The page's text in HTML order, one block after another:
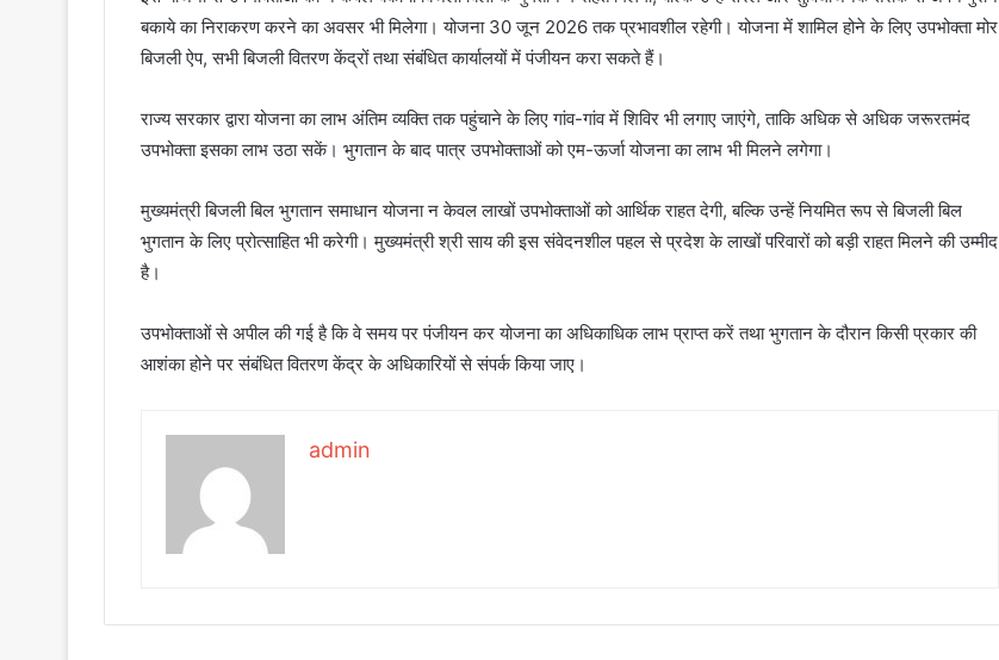
बकाये का निराकरण करने का अवसर भी मिलेगा। योजना 30 जून 2026 तक प्रभावशील रहेगी। योजना में शामिल होने के लिए उपभोक्ता मोर
बिजली ऐप, सभी बिजली वितरण केंद्रों तथा संबंधित कार्यालयों में पंजीयन करा सकते हैं।
राज्य सरकार द्वारा योजना का लाभ अंतिम व्यक्ति तक पहुंचाने के लिए गांव-गांव में शिविर भी लगाए जाएंगे, ताकि अधिक से अधिक जरूरतमंद
उपभोक्ता इसका लाभ उठा सकें। भुगतान के बाद पात्र उपभोक्ताओं को एम-ऊर्जा योजना का लाभ भी मिलने लगेगा।
मुख्यमंत्री बिजली बिल भुगतान समाधान योजना न केवल लाखों उपभोक्ताओं को आर्थिक राहत देगी, बल्कि उन्हें नियमित रूप से बिजली बिल
भुगतान के लिए प्रोत्साहित भी करेगी। मुख्यमंत्री श्री साय की इस संवेदनशील पहल से प्रदेश के लाखों परिवारों को बड़ी राहत मिलने की उम्मीद
है।
उपभोक्ताओं से अपील की गई है कि वे समय पर पंजीयन कर योजना का अधिकाधिक लाभ प्राप्त करें तथा भुगतान के दौरान किसी प्रकार की
आशंका होने पर संबंधित वितरण केंद्र के अधिकारियों से संपर्क किया जाए।
admin